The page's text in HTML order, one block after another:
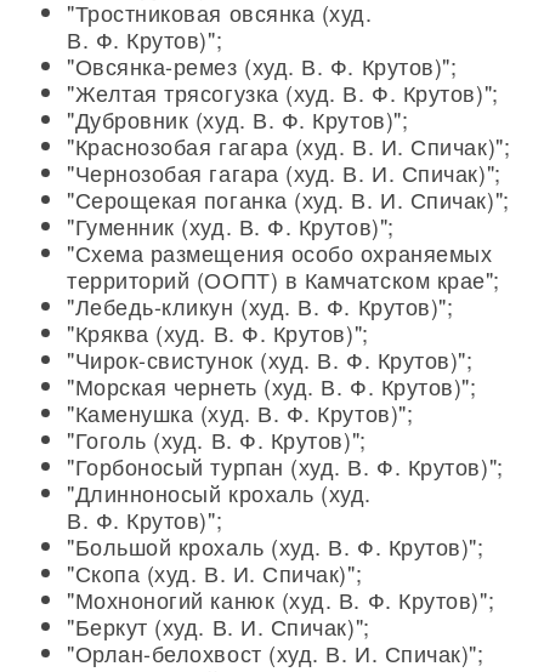
"Тростниковая овсянка (худ.
В. Ф. Крутов)";
"Овсянка-ремез (худ. В. Ф. Крутов)";
"Желтая трясогузка (худ. В. Ф. Крутов)";
"Дубровник (худ. В. Ф. Крутов)";
"Краснозобая гагара (худ. В. И. Спичак)";
"Чернозобая гагара (худ. В. И. Спичак)";
"Серощекая поганка (худ. В. И. Спичак)";
"Гуменник (худ. В. Ф. Крутов)";
"Схема размещения особо охраняемых
территорий (ООПТ) в Камчатском крае";
"Лебедь-кликун (худ. В. Ф. Крутов)";
"Кряква (худ. В. Ф. Крутов)";
"Чирок-свистунок (худ. В. Ф. Крутов)";
"Морская чернеть (худ. В. Ф. Крутов)";
"Каменушка (худ. В. Ф. Крутов)";
"Гоголь (худ. В. Ф. Крутов)";
"Горбоносый турпан (худ. В. Ф. Крутов)";
"Длинноносый крохаль (худ.
В. Ф. Крутов)";
"Большой крохаль (худ. В. Ф. Крутов)";
"Скопа (худ. В. И. Спичак)";
"Мохноногий канюк (худ. В. Ф. Крутов)";
"Беркут (худ. В. И. Спичак)";
"Орлан-белохвост (худ. В. И. Спичак)";